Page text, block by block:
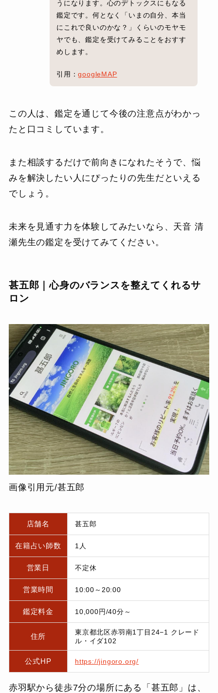
うになります。心のデトックスにもなる
鑑定です。何となく「いまの自分、本当
にこれで良いのかな？」くらいのモヤモ
ヤでも、鑑定を受けてみることをおすす
めします。
引用：googleMAP
この人は、鑑定を通じて今後の注意点がわかっ
たと口コミしています。
また相談するだけで前向きになれたそうで、悩
みを解決したい人にぴったりの先生だといえる
でしょう。
未来を見通す力を体験してみたいなら、天音 清
瀬先生の鑑定を受けてみてください。
甚五郎｜心身のバランスを整えてくれるサ
ロン
画像引用元/甚五郎
店舗名 甚五郎
在籍占い師数 1人
営業日 不定休
営業時間 10:00～20:00
鑑定料金 10,000円/40分～
住所
東京都北区赤羽南1丁目24−1 クレード
ル・イダ102
公式HP https://jingoro.org/
赤羽駅から徒歩7分の場所にある「甚五郎」は、